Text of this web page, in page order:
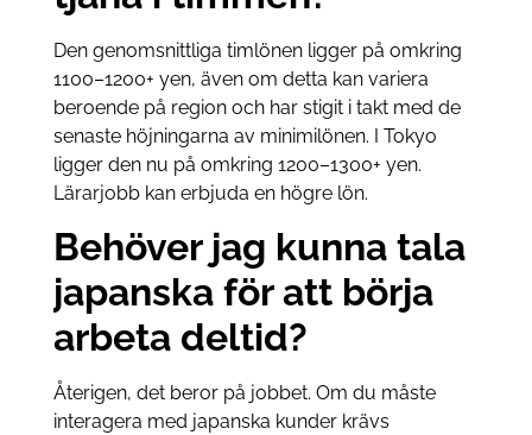
Den genomsnittliga timlönen ligger på omkring
1100–1200+ yen, även om detta kan variera
beroende på region och har stigit i takt med de
senaste höjningarna av minimilönen. I Tokyo
ligger den nu på omkring 1200–1300+ yen.
Lärarjobb kan erbjuda en högre lön.
Behöver jag kunna tala
japanska för att börja
arbeta deltid?
Återigen, det beror på jobbet. Om du måste
interagera med japanska kunder krävs